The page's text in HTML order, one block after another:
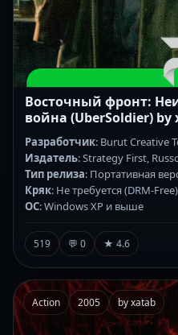
Восточный фронт:
война (UberSoldier) by
Разработчик: Burut Creative
Издатель: Strategy First,
Тип релиза: Портативная
Кряк: Не требуется (DRM-Free)
ОС: Windows XP и выше
519 💬 0 ★ 4.6
Action 2005 by xatab